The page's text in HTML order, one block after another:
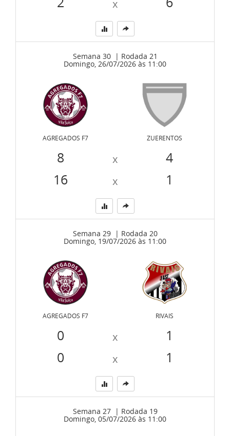
x
Semana 30 | Rodada 21
Domingo, 26/07/2026 às 11:00
AGREGADOS F7 ZUERENTOS
8 x
4
16
x 1
Semana 29 | Rodada 20
Domingo, 19/07/2026 às 11:00
AGREGADOS F7 RIVAIS
0 x
1
0
x 1
Semana 27 | Rodada 19
Domingo, 05/07/2026 às 11:00